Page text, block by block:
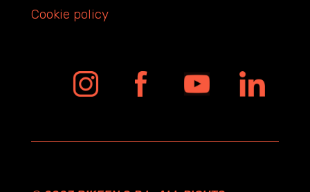
Cookie policy